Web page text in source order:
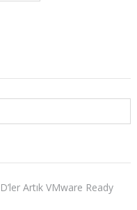
Artık VMware Ready